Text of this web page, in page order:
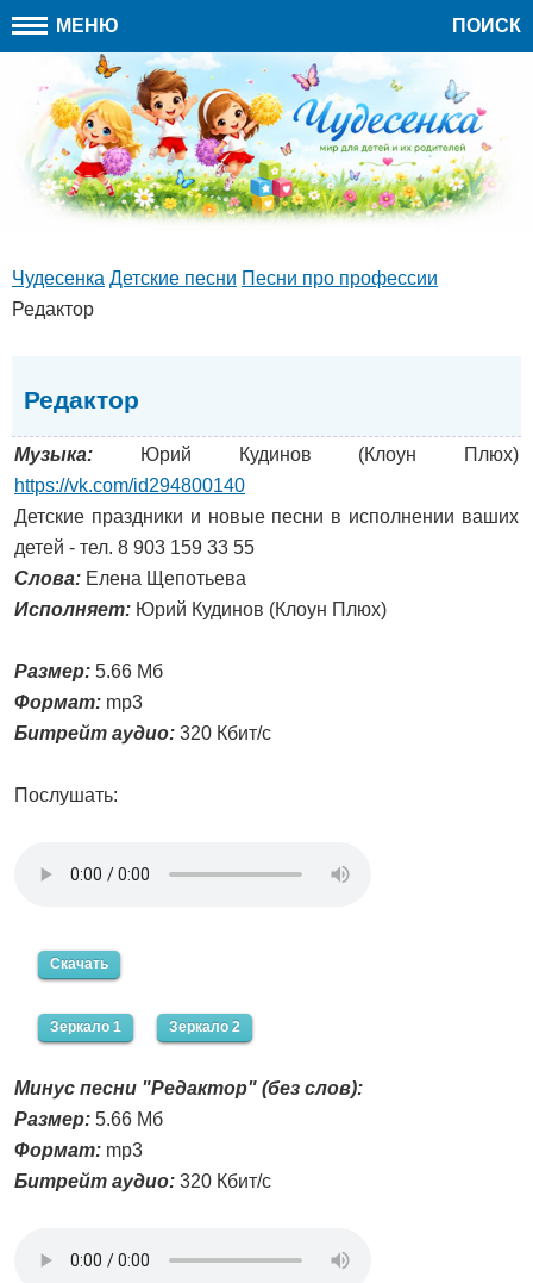
МЕНЮ ПОИСК
Чудесенка Детские песни Песни про профессии
Редактор
Редактор
Музыка: Юрий Кудинов (Клоун Плюх)
https://vk.com/id294800140
Детские праздники и новые песни в исполнении ваших
детей - тел. 8 903 159 33 55
Слова: Елена Щепотьева
Исполняет: Юрий Кудинов (Клоун Плюх)
Размер: 5.66 Мб
Формат: mp3
Битрейт аудио: 320 Кбит/с
Послушать:
Скачать
Зеркало 1 Зеркало 2
Минус песни "Редактор" (без слов):
Размер: 5.66 Мб
Формат: mp3
Битрейт аудио: 320 Кбит/с